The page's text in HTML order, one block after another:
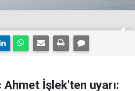
Ahmet İşlek'ten uyarı: